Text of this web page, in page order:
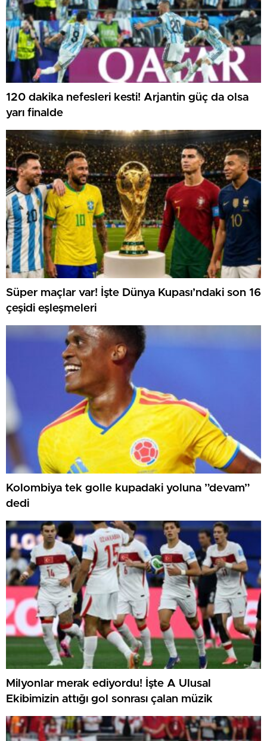
120 dakika nefesleri kesti! Arjantin güç da olsa
yarı finalde
Süper maçlar var! İşte Dünya Kupası’ndaki son 16
çeşidi eşleşmeleri
Kolombiya tek golle kupadaki yoluna ”devam”
dedi
Milyonlar merak ediyordu! İşte A Ulusal
Ekibimizin attığı gol sonrası çalan müzik